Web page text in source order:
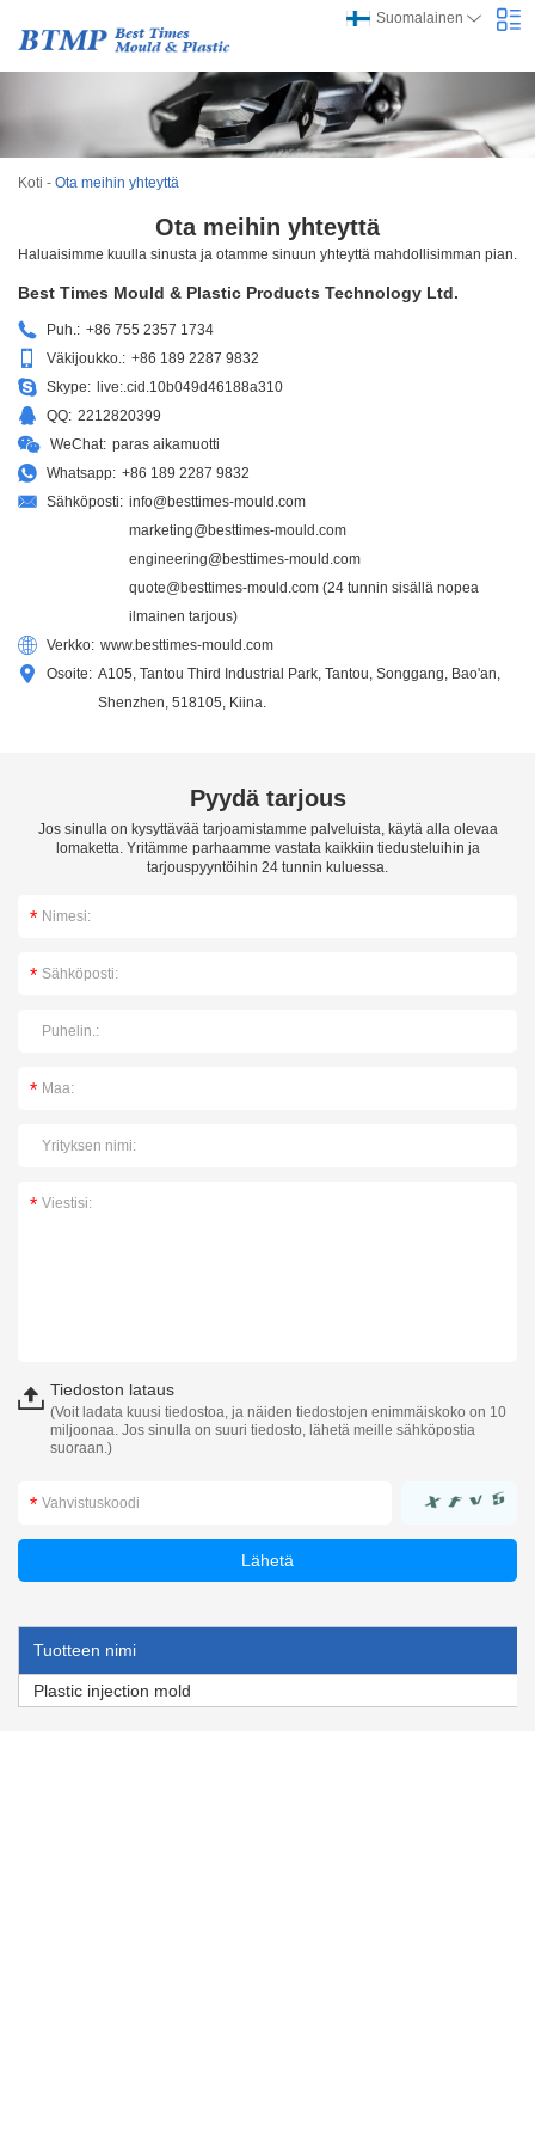
Suomalainen
Koti - Ota meihin yhteyttä
Ota meihin yhteyttä
Haluaisimme kuulla sinusta ja otamme sinuun yhteyttä mahdollisimman pian.
Best Times Mould & Plastic Products Technology Ltd.
Puh.: +86 755 2357 1734
Väkijoukko.: +86 189 2287 9832
Skype: live:.cid.10b049d46188a310
QQ: 2212820399
WeChat: paras aikamuotti
Whatsapp: +86 189 2287 9832
Sähköposti: info@besttimes-mould.com
marketing@besttimes-mould.com
engineering@besttimes-mould.com
quote@besttimes-mould.com (24 tunnin sisällä nopea
ilmainen tarjous)
Verkko: www.besttimes-mould.com
Osoite: A105, Tantou Third Industrial Park, Tantou, Songgang, Bao'an,
Shenzhen, 518105, Kiina.
Pyydä tarjous
Jos sinulla on kysyttävää tarjoamistamme palveluista, käytä alla olevaa
lomaketta. Yritämme parhaamme vastata kaikkiin tiedusteluihin ja
tarjouspyyntöihin 24 tunnin kuluessa.
Tiedoston lataus
(Voit ladata kuusi tiedostoa, ja näiden tiedostojen enimmäiskoko on 10
miljoonaa. Jos sinulla on suuri tiedosto, lähetä meille sähköpostia
suoraan.)
Tuotteen nimi
Plastic injection mold